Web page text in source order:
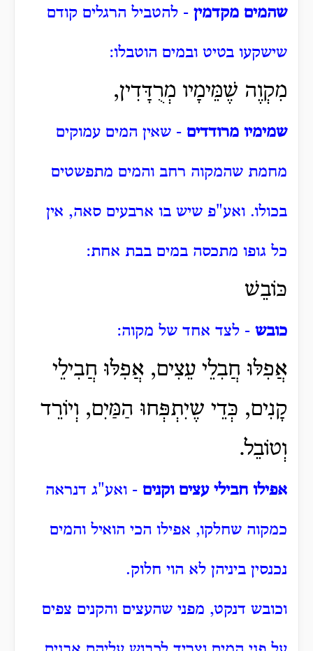
שהמים מקדמין - להטביל הרגלים קודם
שישקעו בטיט ובמים הוטבלו:
מִקְוֶה שֶׁמֵּימָיו מְרֻדָּדִין,
שמימיו מרודדים - שאין המים עמוקים
מחמת שהמקוה רחב והמים מתפשטים
בכולו. ואע"פ שיש בו ארבעים סאה, אין
כל גופו מתכסה במים בבת אחת:
כּוֹבֵשׁ
כובש - לצד אחד של מקוה:
אֲפִלּוּ חֲבִלֵי עֵצִים, אֲפִלּוּ חֲבִילֵי
קָנִים, כְּדֵי שֶיִתְפְּחוּ הַמַּיִם, וְיוֹרֵד
וְטוֹבֵל.
אפילו חבילי עצים וקנים - ואע"ג דנראה
כמקוה שחלקו, אפילו הכי הואיל והמים
נכנסין ביניהן לא הוי חלוק.
וכובש דנקט, מפני שהעצים והקנים צפים